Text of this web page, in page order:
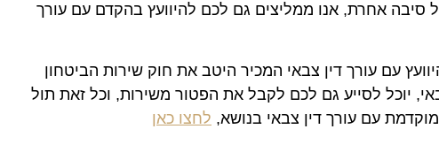
אחרת, אנו ממליצים גם לכם להיוועץ בהקדם עם עורך
עם עורך דין צבאי המכיר היטב את חוק שירות הביטחון
יוכל לסייע גם לכם לקבל את הפטור משירות, וכל זאת תול
עם עורך דין צבאי בנושא, לחצו כאן